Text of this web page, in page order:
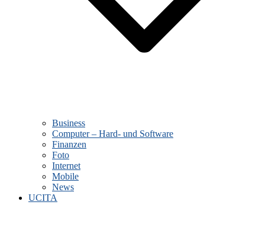
Business
Computer – Hard- und Software
Finanzen
Foto
Internet
Mobile
News
UCITA